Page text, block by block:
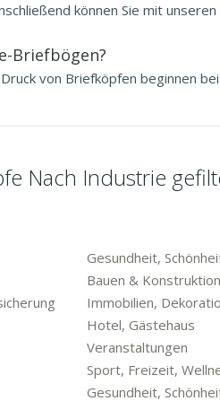
können Sie mit
Briefbögen?
von Briefköpfen beginnen
Nach Industrie
Gesundheit,
Bauen & Konstruktion
Immobilien,
Hotel, Gästehaus
Veranstaltungen
Sport, Freizeit,
Gesundheit,